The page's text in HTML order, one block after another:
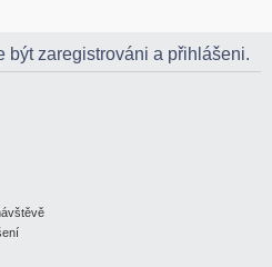
být zaregistrováni a přihlášeni.